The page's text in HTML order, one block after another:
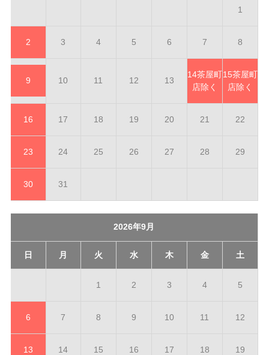
1
2 3 4 5 6 7 8
9 10 11 12 13
14茶屋町
店除く
15茶屋町
店除く
16 17 18 19 20 21 22
23 24 25 26 27 28 29
30 31
2026年9月
日 月 火 水 木 金 土
1 2 3 4 5
6 7 8 9 10 11 12
13 14 15 16 17 18 19